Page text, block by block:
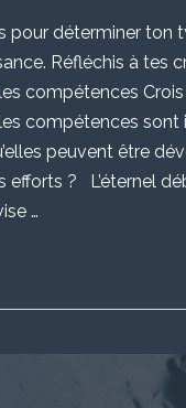
pour déterminer ton
Réfléchis à tes
compétences
compétences sont
peuvent être
efforts ? L’éternel
…